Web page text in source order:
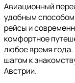
Авиационный
удобным
рейсы и
комфортное
любое время года.
шагом к
Австрии.